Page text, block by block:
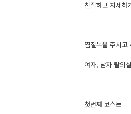
친절하고 자세하
찜질복을 주시고
여자, 남자 탈의
첫번째 코스는